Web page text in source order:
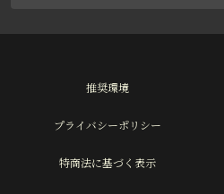
推奨環境
プライバシーポリシー
特商法に基づく表示